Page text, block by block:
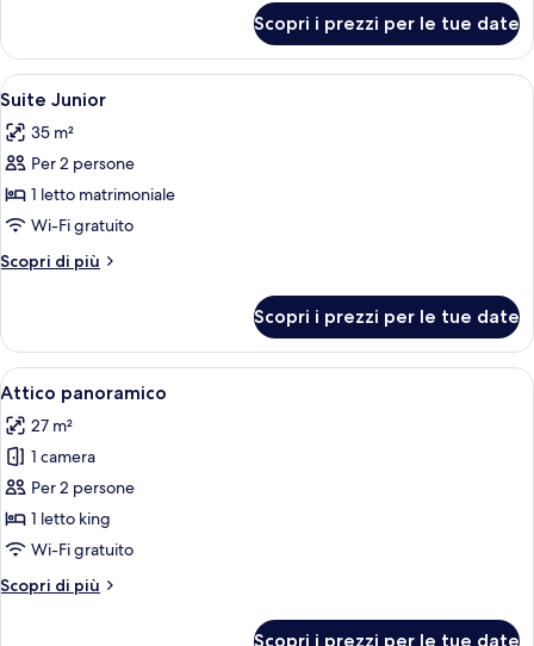
matrimoniale
o
2
letti
singoli
Deluxe
con
letto
o
2
singoli
Scopri i prezzi per le tue date
Apri
tutte
le
foto
per
Suite
Junior
Una camera d'albergo ordinata con
15
Suite Junior
35 m²
Per 2 persone
1 letto matrimoniale
Wi-Fi gratuito
Scopri di più
Altri
Junior
Scopri i prezzi per le tue date
Apri
tutte
le
foto
per
Attico
panoramico
Camera d'albergo con un letto, una
8
Attico panoramico
27 m²
1 camera
Per 2 persone
1 letto king
Wi-Fi gratuito
Scopri di più
Altri
Scopri i prezzi per le tue date